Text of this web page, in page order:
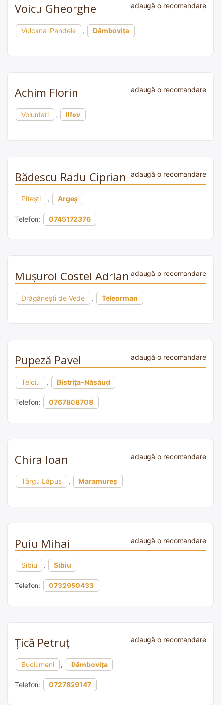
Voicu Gheorghe adaugă o recomandare
Vulcana-Pandele , Dâmbovița
Achim Florin adaugă o recomandare
Voluntari , Ilfov
Bădescu Radu Ciprian adaugă o recomandare
Pitești , Argeș
Telefon: 0745172376
Mușuroi Costel Adrian adaugă o recomandare
Drăgănești de Vede , Teleorman
Pupeză Pavel adaugă o recomandare
Telciu , Bistrița-Năsăud
Telefon: 0767808708
Chira Ioan adaugă o recomandare
Târgu Lăpuș , Maramureș
Puiu Mihai adaugă o recomandare
Sibiu , Sibiu
Telefon: 0732950433
Țică Petruț adaugă o recomandare
Buciumeni , Dâmbovița
Telefon: 0727829147